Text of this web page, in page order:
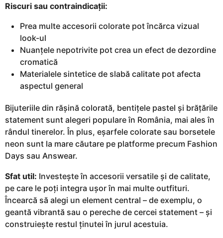
Riscuri sau contraindicații:
Prea multe accesorii colorate pot încărca vizual
look-ul
Nuanțele nepotrivite pot crea un efect de dezordine
cromatică
Materialele sintetice de slabă calitate pot afecta
aspectul general
Bijuteriile din rășină colorată, bentițele pastel și brățările
statement sunt alegeri populare în România, mai ales în
rândul tinerelor. În plus, eșarfele colorate sau borsetele
neon sunt la mare căutare pe platforme precum Fashion
Days sau Answear.
Sfat util: Investește în accesorii versatile și de calitate,
pe care le poți integra ușor în mai multe outfituri.
Încearcă să alegi un element central – de exemplu, o
geantă vibrantă sau o pereche de cercei statement – și
construiește restul ținutei în jurul acestuia.